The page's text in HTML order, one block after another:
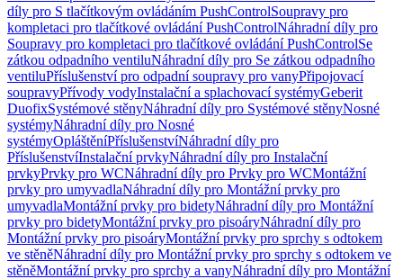
díly pro S tlačítkovým ovládáním PushControlSoupravy pro
kompletaci pro tlačítkové ovládání PushControlNáhradní díly pro
Soupravy pro kompletaci pro tlačítkové ovládání PushControlSe
zátkou odpadního ventiluNáhradní díly pro Se zátkou odpadního
ventiluPříslušenství pro odpadní soupravy pro vanyPřipojovací
soupravyPřívody vodyInstalační a splachovací systémyGeberit
DuofixSystémové stěnyNáhradní díly pro Systémové stěnyNosné
systémyNáhradní díly pro Nosné
systémyOpláštěníPříslušenstvíNáhradní díly pro
PříslušenstvíInstalační prvkyNáhradní díly pro Instalační
prvkyPrvky pro WCNáhradní díly pro Prvky pro WCMontážní
prvky pro umyvadlaNáhradní díly pro Montážní prvky pro
umyvadlaMontážní prvky pro bidetyNáhradní díly pro Montážní
prvky pro bidetyMontážní prvky pro pisoáryNáhradní díly pro
Montážní prvky pro pisoáryMontážní prvky pro sprchy s odtokem
ve stěněNáhradní díly pro Montážní prvky pro sprchy s odtokem ve
stěněMontážní prvky pro sprchy a vanyNáhradní díly pro Montážní